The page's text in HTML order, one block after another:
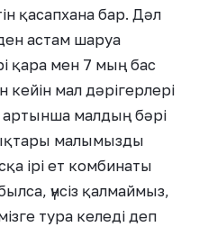
қасапхана бар. Дәл
астам шаруа
қара мен 7 мың бас
мал дәрігерлері
артынша малдың бәрі
малымызды
ірі ет комбинаты
үнсіз қалмаймыз,
тура келеді деп